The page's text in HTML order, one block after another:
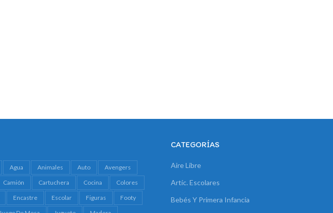
Agua Animales Auto
Avengers
Camión Cartuchera Cocina
Colores
Encastre Escolar Figuras
Footy
CATEGORÍAS
Aire Libre
Artíc. Escolares
Bebés Y Primera Infancia